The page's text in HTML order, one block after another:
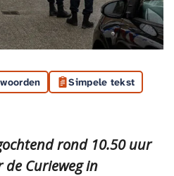
Simpele tekst
rond 10.50 uur
Curieweg in